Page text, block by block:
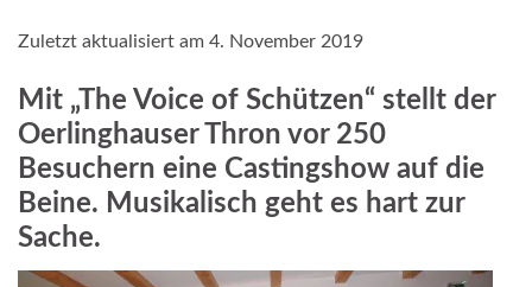
Zuletzt aktualisiert am 4. November 2019
Mit „The Voice of Schützen“ stellt der
Oerlinghauser Thron vor 250
Besuchern eine Castingshow auf die
Beine. Musikalisch geht es hart zur
Sache.